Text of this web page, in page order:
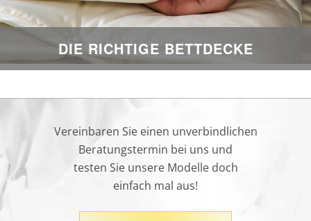
DIE RICHTIGE BETTDECKE
Vereinbaren Sie einen unverbindlichen
Beratungstermin bei uns und
testen Sie unsere Modelle doch
einfach mal aus!